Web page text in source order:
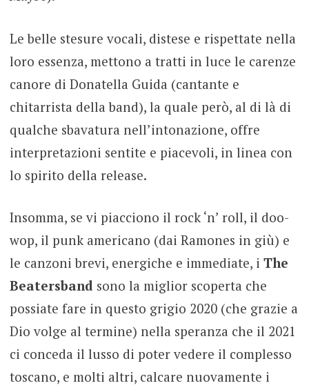
Le belle stesure vocali, distese e rispettate nella
loro essenza, mettono a tratti in luce le carenze
canore di Donatella Guida (cantante e
chitarrista della band), la quale però, al di là di
qualche sbavatura nell’intonazione, offre
interpretazioni sentite e piacevoli, in linea con
lo spirito della release.
Insomma, se vi piacciono il rock ‘n’ roll, il doo-
wop, il punk americano (dai Ramones in giù) e
le canzoni brevi, energiche e immediate, i The
Beatersband sono la miglior scoperta che
possiate fare in questo grigio 2020 (che grazie a
Dio volge al termine) nella speranza che il 2021
ci conceda il lusso di poter vedere il complesso
toscano, e molti altri, calcare nuovamente i